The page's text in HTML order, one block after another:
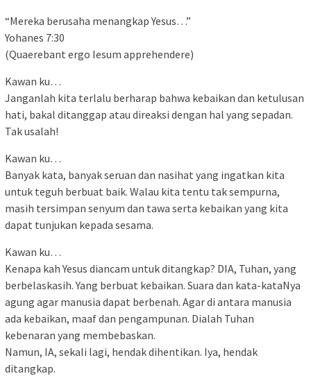
“Mereka berusaha menangkap Yesus…”
Yohanes 7:30
(Quaerebant ergo Iesum apprehendere)
Kawan ku…
Janganlah kita terlalu berharap bahwa kebaikan dan ketulusan
hati, bakal ditanggap atau direaksi dengan hal yang sepadan.
Tak usalah!
Kawan ku…
Banyak kata, banyak seruan dan nasihat yang ingatkan kita
untuk teguh berbuat baik. Walau kita tentu tak sempurna,
masih tersimpan senyum dan tawa serta kebaikan yang kita
dapat tunjukan kepada sesama.
Kawan ku…
Kenapa kah Yesus diancam untuk ditangkap? DIA, Tuhan, yang
berbelaskasih. Yang berbuat kebaikan. Suara dan kata-kataNya
agung agar manusia dapat berbenah. Agar di antara manusia
ada kebaikan, maaf dan pengampunan. Dialah Tuhan
kebenaran yang membebaskan.
Namun, IA, sekali lagi, hendak dihentikan. Iya, hendak
ditangkap.